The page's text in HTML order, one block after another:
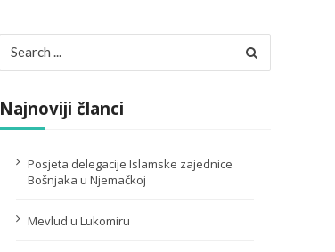
for:
Najnoviji članci
Posjeta delegacije Islamske zajednice
Bošnjaka u Njemačkoj
Mevlud u Lukomiru